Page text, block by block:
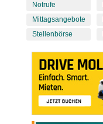
Notrufe
Mittagsangebote
Stellenbörse